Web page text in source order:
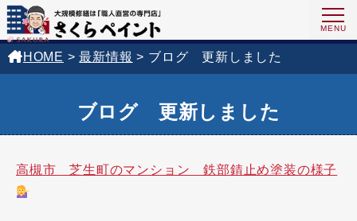
HOME >最新情報 > ブログ 更新しました
ブログ 更新しました
高槻市 芝生町のマンション 鉄部錆止め塗装の様子